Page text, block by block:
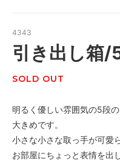
4343
引き出し箱/
SOLD OUT
明るく優しい雰囲気の5段
大きめです。
小さな小さな取っ手が可愛
お部屋にちょっと表情を出